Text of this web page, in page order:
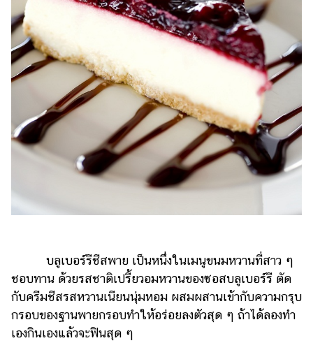
บลูเบอร์รีชีสพาย เป็นหนึ่งในเมนูขนมหวานที่สาว ๆ
ชอบทาน ด้วยรสชาติเปรี้ยวอมหวานของซอสบลูเบอร์รี ตัด
กับครีมชีสรสหวานเนียนนุ่มหอม ผสมผสานเข้ากับความกรุบ
กรอบของฐานพายกรอบทำให้อร่อยลงตัวสุด ๆ ถ้าได้ลองทำ
เองกินเองแล้วจะฟินสุด ๆ